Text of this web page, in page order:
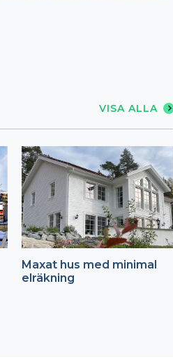
VISA ALLA
Maxat hus med minimal
elräkning